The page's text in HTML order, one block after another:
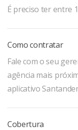
É preciso ter entre
Como contratar
Fale com o seu
agência mais
aplicativo
Cobertura